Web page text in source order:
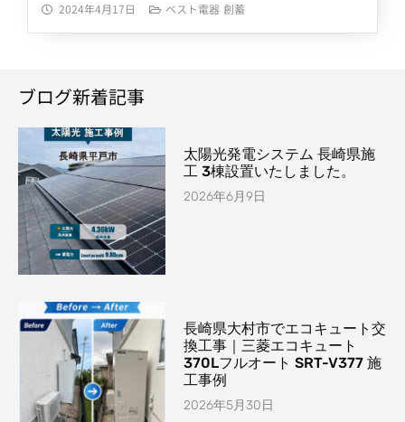
2024年4月17日 ベスト電器 創蓄
ブログ新着記事
太陽光発電システム 長崎県施
工 3棟設置いたしました。
2026年6月9日
長崎県大村市でエコキュート交
換工事｜三菱エコキュート
370Lフルオート SRT-V377 施
工事例
2026年5月30日